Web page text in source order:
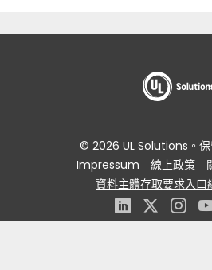
© 2026 UL Solutions。保
Impressum
線上政策
資料主體存取要求入口